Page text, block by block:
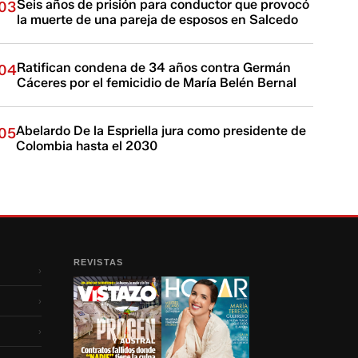
Seis años de prisión para conductor que provocó
la muerte de una pareja de esposos en Salcedo
Ratifican condena de 34 años contra Germán
Cáceres por el femicidio de María Belén Bernal
Abelardo De la Espriella jura como presidente de
Colombia hasta el 2030
›
›
›
REVISTAS